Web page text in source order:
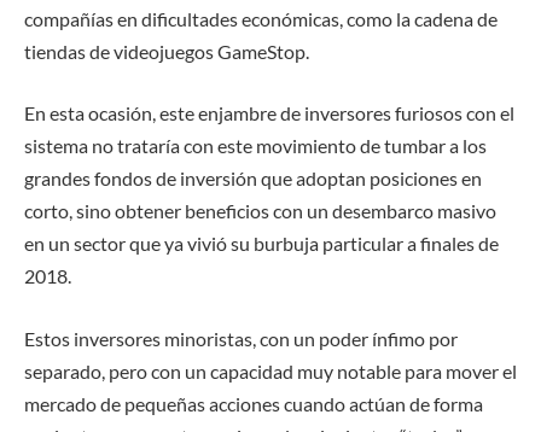
compañías en dificultades económicas, como la cadena de
tiendas de videojuegos GameStop.
En esta ocasión, este enjambre de inversores furiosos con el
sistema no trataría con este movimiento de tumbar a los
grandes fondos de inversión que adoptan posiciones en
corto, sino obtener beneficios con un desembarco masivo
en un sector que ya vivió su burbuja particular a finales de
2018.
Estos inversores minoristas, con un poder ínfimo por
separado, pero con un capacidad muy notable para mover el
mercado de pequeñas acciones cuando actúan de forma